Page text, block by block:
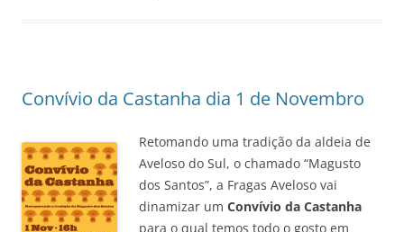
Convívio da Castanha dia 1 de Novembro
Retomando uma tradição da aldeia de
Aveloso do Sul, o chamado “Magusto
dos Santos”, a Fragas Aveloso vai
dinamizar um Convívio da Castanha
para o qual temos todo o gosto em